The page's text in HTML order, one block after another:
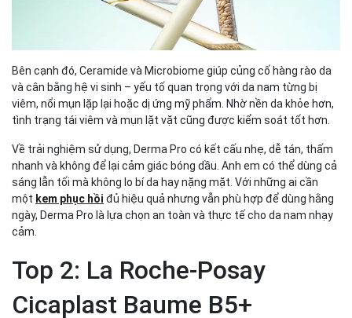
Bên cạnh đó, Ceramide và Microbiome giúp củng cố hàng rào da
và cân bằng hệ vi sinh – yếu tố quan trọng với da nam từng bị
viêm, nổi mụn lặp lại hoặc dị ứng mỹ phẩm. Nhờ nền da khỏe hơn,
tình trạng tái viêm và mụn lặt vặt cũng được kiểm soát tốt hơn.
Về trải nghiệm sử dụng, Derma Pro có kết cấu nhẹ, dễ tán, thấm
nhanh và không để lại cảm giác bóng dầu. Anh em có thể dùng cả
sáng lẫn tối mà không lo bí da hay nặng mặt. Với những ai cần
một kem phục hồi đủ hiệu quả nhưng vẫn phù hợp để dùng hằng
ngày, Derma Pro là lựa chọn an toàn và thực tế cho da nam nhạy
cảm.
Top 2: La Roche-Posay
Cicaplast Baume B5+